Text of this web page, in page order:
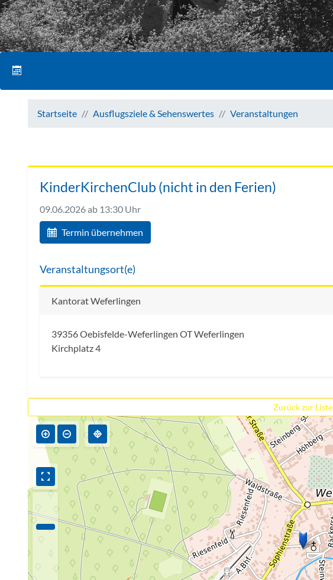
Startseite Ausflugsziele & Sehenswertes Veranstaltungen
KinderKirchenClub (nicht in den Ferien)
09.06.2026ab 13:30 Uhr
Termin übernehmen
Veranstaltungsort(e)
Kantorat Weferlingen
39356 Oebisfelde-Weferlingen OT Weferlingen
Kirchplatz 4
Zurück zur Liste